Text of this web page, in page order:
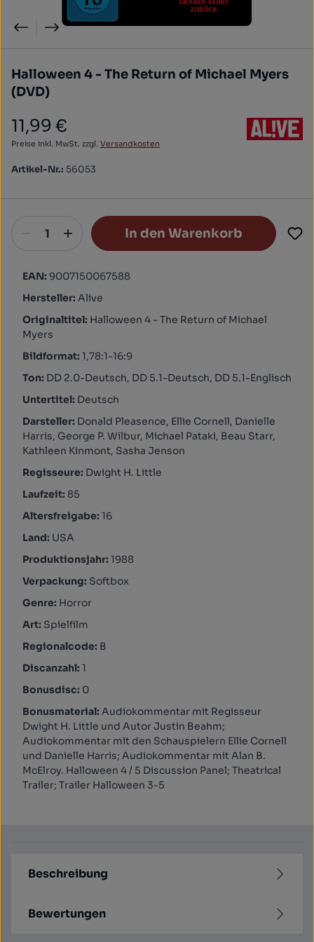
Halloween 4 - The Return of Michael Myers
(DVD)
Regulärer Preis:
11,99 €
Preise inkl. MwSt. zzgl. Versandkosten
Artikel-Nr.: 56053
In den Warenkorb
EAN: 9007150067588
Hersteller: Alive
Originaltitel: Halloween 4 - The Return of Michael
Myers
Bildformat: 1,78:1-16:9
Ton: DD 2.0-Deutsch, DD 5.1-Deutsch, DD 5.1-Englisch
Untertitel: Deutsch
Darsteller: Donald Pleasence, Ellie Cornell, Danielle
Harris, George P. Wilbur, Michael Pataki, Beau Starr,
Kathleen Kinmont, Sasha Jenson
Regisseure: Dwight H. Little
Laufzeit: 85
Altersfreigabe: 16
Land: USA
Produktionsjahr: 1988
Verpackung: Softbox
Genre: Horror
Art: Spielfilm
Regionalcode: B
Discanzahl: 1
Bonusdisc: 0
Bonusmaterial: Audiokommentar mit Regisseur
Dwight H. Little und Autor Justin Beahm;
Audiokommentar mit den Schauspielern Ellie Cornell
und Danielle Harris; Audiokommentar mit Alan B.
McElroy. Halloween 4 / 5 Discussion Panel; Theatrical
Trailer; Trailer Halloween 3-5
Beschreibung
Bewertungen